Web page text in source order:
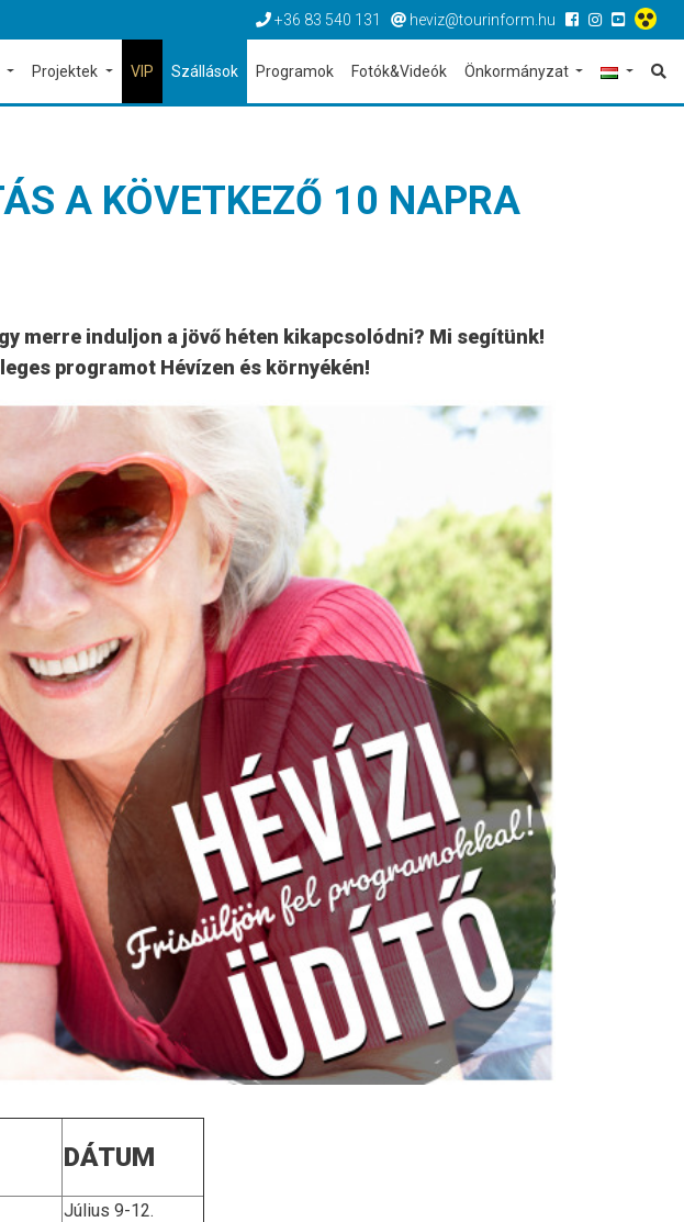
+36 83 540 131 heviz@tourinform.hu
Projektek VIP Szállások Programok Fotók&Videók Önkormányzat
A KÖVETKEZŐ 10 NAPRA
merre induljon a jövő héten kikapcsolódni? Mi segítünk!
programot Hévízen és környékén!
DÁTUM
Július 9-12.